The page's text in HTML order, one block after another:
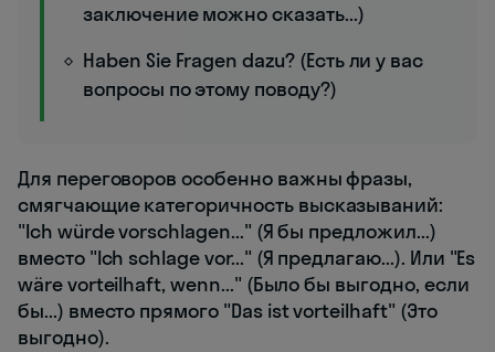
заключение можно сказать...)
Haben Sie Fragen dazu? (Есть ли у вас
вопросы по этому поводу?)
Для переговоров особенно важны фразы,
смягчающие категоричность высказываний:
"Ich würde vorschlagen..." (Я бы предложил...)
вместо "Ich schlage vor..." (Я предлагаю...). Или "Es
wäre vorteilhaft, wenn..." (Было бы выгодно, если
бы...) вместо прямого "Das ist vorteilhaft" (Это
выгодно).